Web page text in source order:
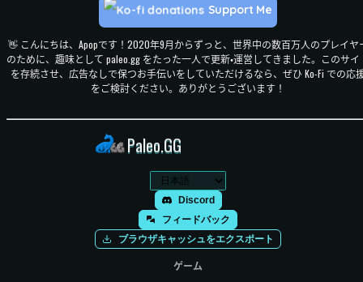
👋 こんにちは、Apopです！2020年9月からずっと、世界中の数百万人のプレイヤ
のために、趣味として paleo.gg をたった一人で更新・運営してきました。このサイ
を存続させ、広告なしで保つお手伝いをしていただけるなら、ぜひ Ko-Fi での応
をご検討ください。ありがとうございます！
Support Me
Paleo.GG
Discord
フィードバック
ブラウザキャッシュをエクスポート
ゲーム